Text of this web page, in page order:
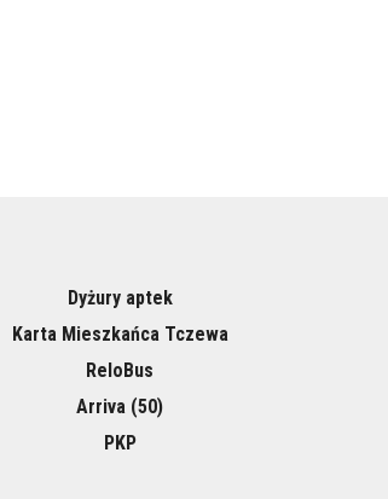
Dyżury aptek
Karta Mieszkańca Tczewa
ReloBus
Arriva (50)
PKP